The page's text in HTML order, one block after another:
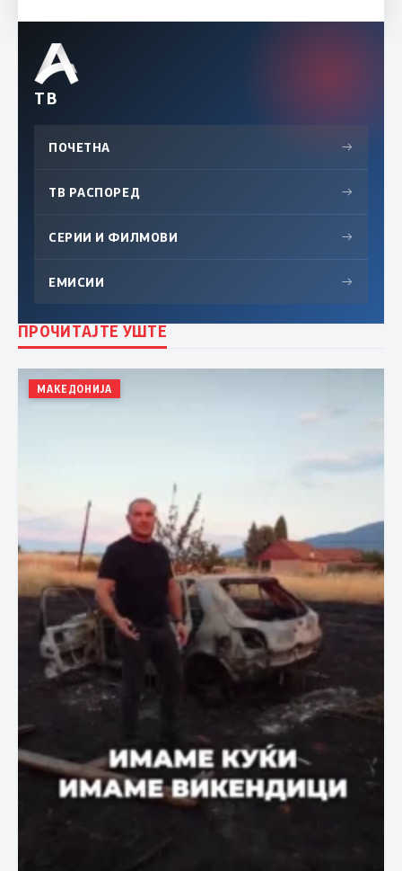
ТВ
ПОЧЕТНА →
ТВ РАСПОРЕД →
СЕРИИ И ФИЛМОВИ →
ЕМИСИИ →
ПРОЧИТАЈТЕ УШТЕ
МАКЕДОНИЈА